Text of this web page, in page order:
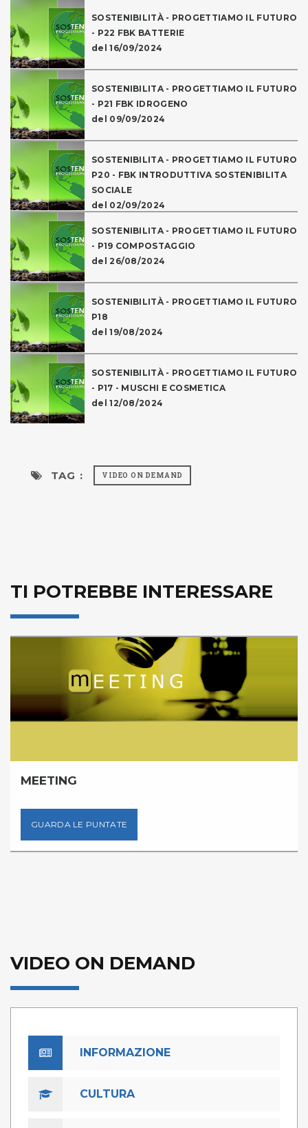
SOSTENIBILITÀ - PROGETTIAMO IL FUTURO
- P22 FBK BATTERIE
del 16/09/2024
SOSTENIBILITA - PROGETTIAMO IL FUTURO
- P21 FBK IDROGENO
del 09/09/2024
SOSTENIBILITA - PROGETTIAMO IL FUTURO
P20 - FBK INTRODUTTIVA SOSTENIBILITA
SOCIALE
del 02/09/2024
SOSTENIBILITA - PROGETTIAMO IL FUTURO
- P19 COMPOSTAGGIO
del 26/08/2024
SOSTENIBILITÀ - PROGETTIAMO IL FUTURO
P18
del 19/08/2024
SOSTENIBILITÀ - PROGETTIAMO IL FUTURO
- P17 - MUSCHI E COSMETICA
del 12/08/2024
TAG : VIDEO ON DEMAND
TI POTREBBE INTERESSARE
MEETING
GUARDA LE PUNTATE
VIDEO ON DEMAND
INFORMAZIONE
CULTURA